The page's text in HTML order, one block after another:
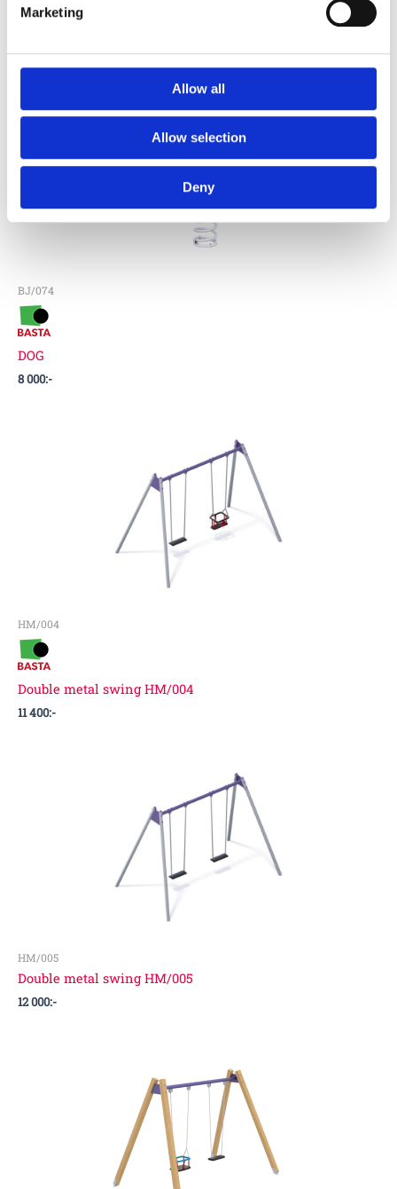
Marketing
Allow all
Allow selection
Deny
Diego Natural
BJ/074
DOG
8 000:-
HM/004
Double metal swing HM/004
11 400:-
HM/005
Double metal swing HM/005
12 000:-